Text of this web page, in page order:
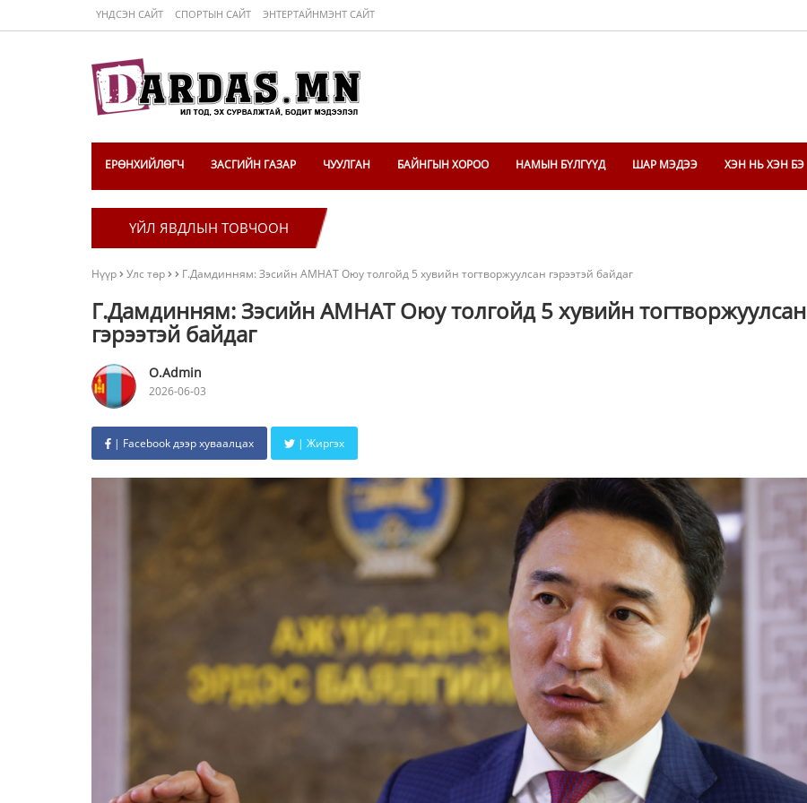
ҮНДСЭН САЙТ СПОРТЫН САЙТ ЭНТЕРТАЙНМЭНТ САЙТ
ЕРӨНХИЙЛӨГЧ ЗАСГИЙН ГАЗАР ЧУУЛГАН БАЙНГЫН ХОРОО НАМЫН БҮЛГҮҮД ШАР МЭДЭЭ ХЭН НЬ ХЭН БЭ
ҮЙЛ ЯВДЛЫН ТОВЧООН
Нүүр Улс төр Г.Дамдинням: Зэсийн АМНАТ Оюу толгойд 5 хувийн тогтворжуулсан гэрээтэй байдаг
Г.Дамдинням: Зэсийн АМНАТ Оюу толгойд 5 хувийн тогтворжуулсан
гэрээтэй байдаг
O.Admin
2026-06-03
| Facebook дээр хуваалцах | Жиргэх